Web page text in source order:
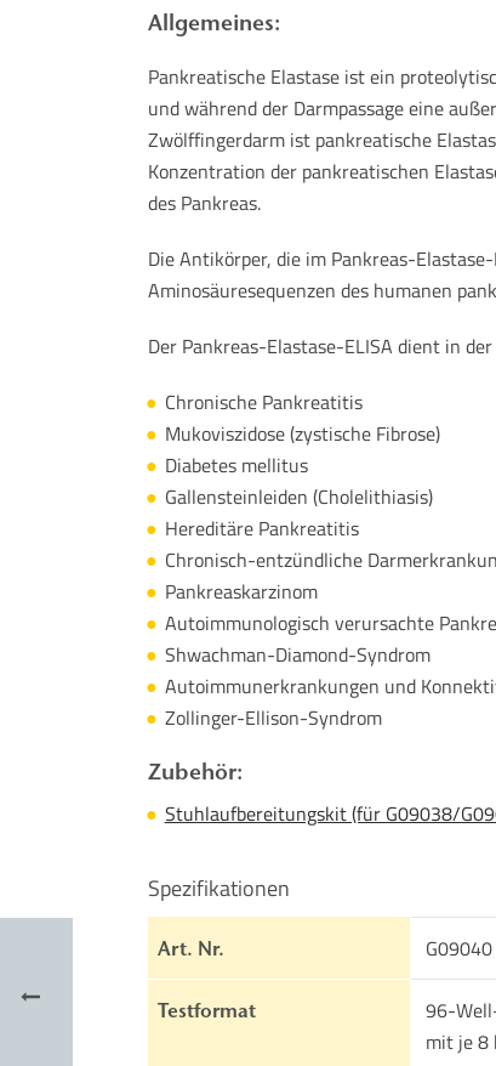
Allgemeines:
Pankreatische Elastase ist ein
und während der Darmpassage eine
Zwölffingerdarm ist pankreatische
Konzentration der pankreatischen
des Pankreas.
Die Antikörper, die im Pankreas-
Aminosäuresequenzen des humanen
Der Pankreas-Elastase-ELISA dient in
Chronische Pankreatitis
Mukoviszidose (zystische Fibrose)
Diabetes mellitus
Gallensteinleiden (Cholelithiasis)
Hereditäre Pankreatitis
Chronisch-entzündliche
Pankreaskarzinom
Autoimmunologisch verursachte
Shwachman-Diamond-Syndrom
Autoimmunerkrankungen und
Zollinger-Ellison-Syndrom
Zubehör:
Stuhlaufbereitungskit (für G09038/
Spezifikationen
Art. Nr. G09040
Testformat
96-
mit je 8